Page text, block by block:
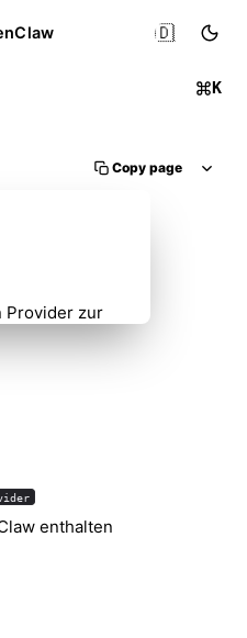
K
🇩🇪
Copy page
Provider zur
enthalten